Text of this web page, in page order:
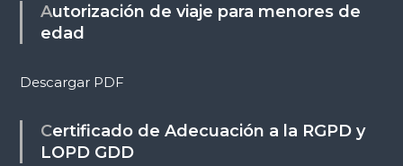
Autorización de viaje para menores de
edad
Descargar PDF
Certificado de Adecuación a la RGPD y
LOPD GDD